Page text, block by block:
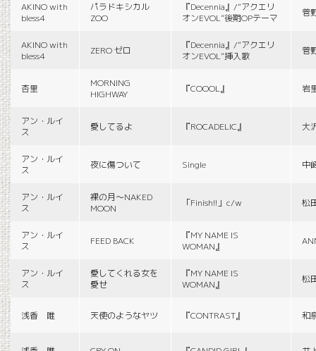
AKINO with
bless4
パラドキシカル
ZOO
『Decennia』/“アクエリ
オンEVOL”後期OPテーマ
菅
AKINO with
bless4
ZERO ゼロ
『Decennia』/“アクエリ
オンEVOL”挿入歌
菅
杏里
MORNING
HIGHWAY
『COOOL』 岩
アン・ルイ
ス
愛してるよ 『ROCADELIC』 大
アン・ルイ
ス
夜に傷ついて Single 中
アン・ルイ
ス
裸の月〜NAKED
MOON
「Finish!!」c/w 松
アン・ルイ
ス
FEED BACK
『MY NAME IS
WOMAN』
アン・ルイ
ス
愛してくれる女を
愛せ
『MY NAME IS
WOMAN』
松
浅香 唯 天使のようなヤツ 『CONTRAST』 和